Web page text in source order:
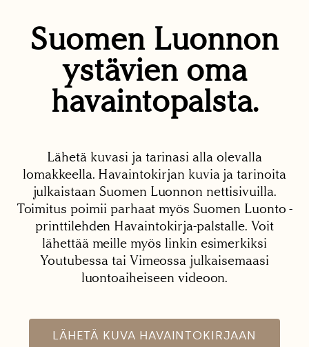
Suomen Luonnon
ystävien oma
havaintopalsta.
Lähetä kuvasi ja tarinasi alla olevalla
lomakkeella. Havaintokirjan kuvia ja tarinoita
julkaistaan Suomen Luonnon nettisivuilla.
Toimitus poimii parhaat myös Suomen Luonto -
printtilehden Havaintokirja-palstalle. Voit
lähettää meille myös linkin esimerkiksi
Youtubessa tai Vimeossa julkaisemaasi
luontoaiheiseen videoon.
LÄHETÄ KUVA HAVAINTOKIRJAAN